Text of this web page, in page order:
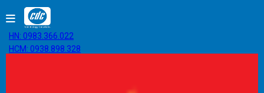
HN: 0983.366.022
HCM: 0938.898.328